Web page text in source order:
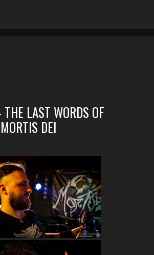
LAST WORDS OF
DEI